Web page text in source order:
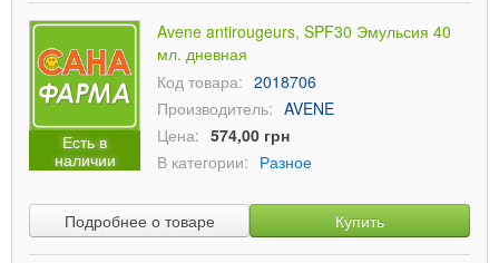
Есть в
наличии
Avene antirougeurs, SPF30 Эмульсия 40
мл. дневная
Код товара: 2018706
Производитель: AVENE
Цена: 574,00 грн
В категории: Разное
Подробнее о товаре Купить